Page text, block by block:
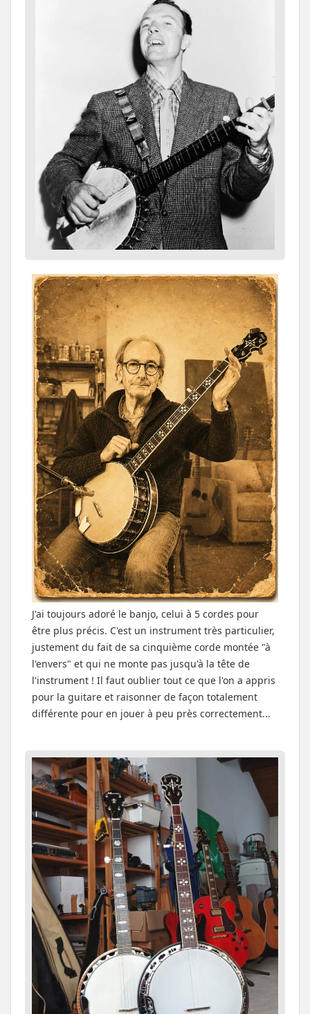
J'ai toujours adoré le banjo, celui à 5 cordes pour
être plus précis. C'est un instrument très particulier,
justement du fait de sa cinquième corde montée "à
l'envers" et qui ne monte pas jusqu'à la tête de
l'instrument ! Il faut oublier tout ce que l'on a appris
pour la guitare et raisonner de façon totalement
différente pour en jouer à peu près correctement...